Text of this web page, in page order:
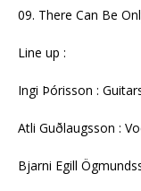
09. There Can Be
Line up :
Ingi Þórisson :
Atli Guðlaugsson :
Bjarni Egill